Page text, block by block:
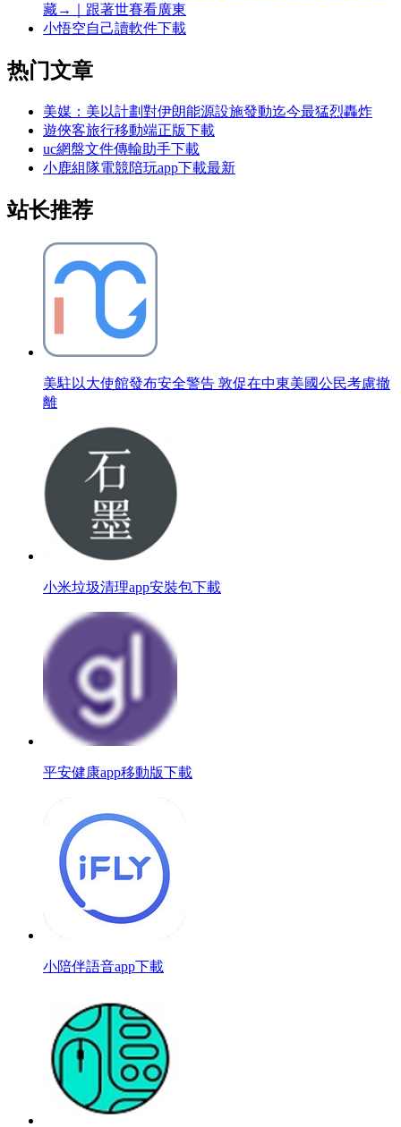
藏→｜跟著世賽看廣東
小悟空自己讀軟件下載
热门文章
美媒：美以計劃對伊朗能源設施發動迄今最猛烈轟炸
遊俠客旅行移動端正版下載
uc網盤文件傳輸助手下載
小鹿組隊電競陪玩app下載最新
站长推荐
美駐以大使館發布安全警告 敦促在中東美國公民考慮撤
離
小米垃圾清理app安裝包下載
平安健康app移動版下載
小陪伴語音app下載